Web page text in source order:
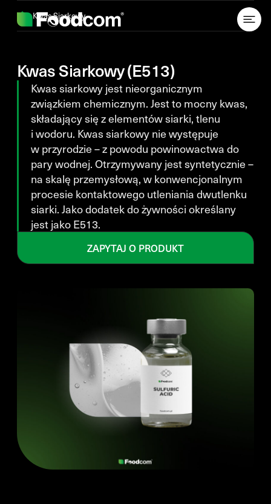
Kwas Siarkowy
Kwas Siarkowy (E513)
Kwas siarkowy jest nieorganicznym
związkiem chemicznym. Jest to mocny kwas,
składający się z elementów siarki, tlenu
i wodoru. Kwas siarkowy nie występuje
w przyrodzie – z powodu powinowactwa do
pary wodnej. Otrzymywany jest syntetycznie –
na skalę przemysłową, w konwencjonalnym
procesie kontaktowego utleniania dwutlenku
siarki. Jako dodatek do żywności określany
jest jako E513.
ZAPYTAJ O PRODUKT